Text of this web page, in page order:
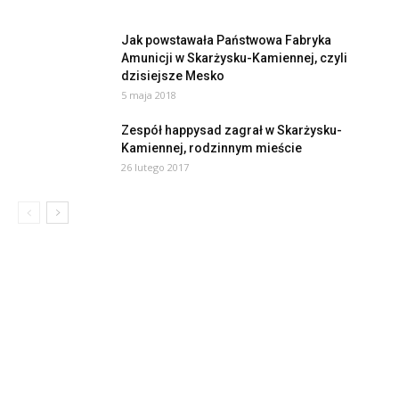
Jak powstawała Państwowa Fabryka
Amunicji w Skarżysku-Kamiennej, czyli
dzisiejsze Mesko
5 maja 2018
Zespół happysad zagrał w Skarżysku-
Kamiennej, rodzinnym mieście
26 lutego 2017